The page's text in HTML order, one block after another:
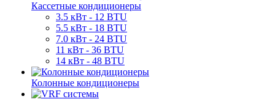
Кассетные кондиционеры
3.5 кВт - 12 BTU
5.5 кВт - 18 BTU
7.0 кВт - 24 BTU
11 кВт - 36 BTU
14 кВт - 48 BTU
Колонные кондиционеры